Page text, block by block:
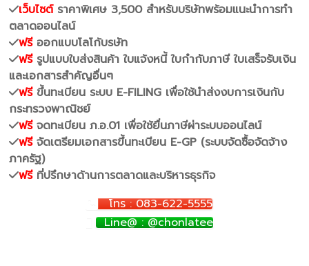
เว็บไซต์ราคาพิเศษ 3,500 สำหรับบริษัทพร้อมแนะนำการทำ
ตลาดออนไลน์
ฟรีออกแบบโลโก้บรษัท
ฟรีรูปแบบใบส่งสินค้า ใบแจ้งหนี้ ใบกำกับภาษี ใบเสร็จรับเงิน
และเอกสารสำคัญอื่นๆ
ฟรีขึ้นทะเบียน ระบบ E-FILING เพื่อใช้นำส่งงบการเงินกับ
กระทรวงพาณิชย์
ฟรีจดทะเบียน ภ.อ.01 เพื่อใช้ยื่นภาษีผ่าระบบออนไลน์
ฟรีจัดเตรียมเอกสารขึ้นทะเบียน E-GP (ระบบจัดซื้อจัดจ้าง
ภาครัฐ)
ฟรีที่ปรึกษาด้านการตลาดและบริหารธุรกิจ
โทร : 083-622-5555
Line@ : @chonlatee